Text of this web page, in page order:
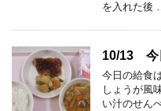
を入れた後
10/13 今
今日の給食
しょうが
い汁のせん